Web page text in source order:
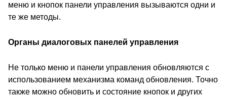
меню и кнопок панели управления вызываются одни и
те же методы.
Органы диалоговых панелей управления
Не только меню и панели управления обновляются с
использованием механизма команд обновления. Точно
также можно обновить и состояние кнопок и других